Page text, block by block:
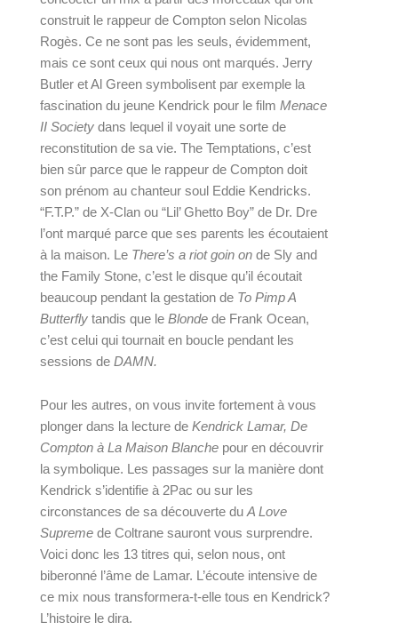
construit le rappeur de Compton selon Nicolas
Rogès. Ce ne sont pas les seuls, évidemment,
mais ce sont ceux qui nous ont marqués. Jerry
Butler et Al Green symbolisent par exemple la
fascination du jeune Kendrick pour le film Menace
II Society dans lequel il voyait une sorte de
reconstitution de sa vie. The Temptations, c’est
bien sûr parce que le rappeur de Compton doit
son prénom au chanteur soul Eddie Kendricks.
“F.T.P.” de X-Clan ou “Lil’ Ghetto Boy” de Dr. Dre
l’ont marqué parce que ses parents les écoutaient
à la maison. Le There’s a riot goin on de Sly and
the Family Stone, c’est le disque qu’il écoutait
beaucoup pendant la gestation de To Pimp A
Butterfly tandis que le Blonde de Frank Ocean,
c’est celui qui tournait en boucle pendant les
sessions de DAMN.
Pour les autres, on vous invite fortement à vous
plonger dans la lecture de Kendrick Lamar, De
Compton à La Maison Blanche pour en découvrir
la symbolique. Les passages sur la manière dont
Kendrick s’identifie à 2Pac ou sur les
circonstances de sa découverte du A Love
Supreme de Coltrane sauront vous surprendre.
Voici donc les 13 titres qui, selon nous, ont
biberonné l’âme de Lamar. L’écoute intensive de
ce mix nous transformera-t-elle tous en Kendrick?
L’histoire le dira.